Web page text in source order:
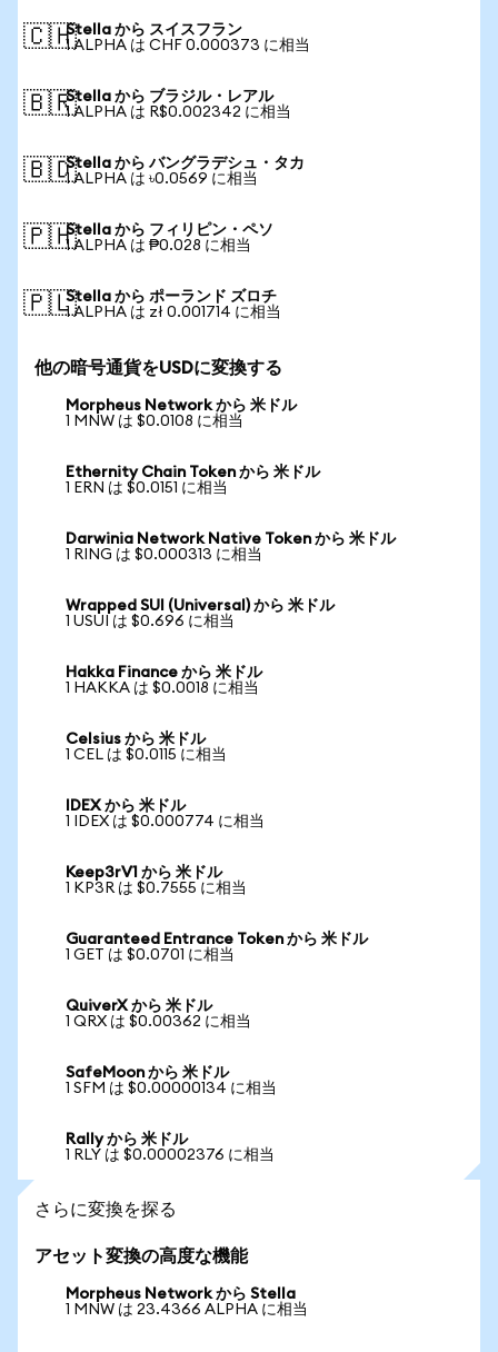
🇨🇭Stella から スイスフラン
1 ALPHA は CHF 0.000373 に相当
🇧🇷Stella から ブラジル・レアル
1 ALPHA は R$0.002342 に相当
🇧🇩Stella から バングラデシュ・タカ
1 ALPHA は ৳0.0569 に相当
🇵🇭Stella から フィリピン・ペソ
1 ALPHA は ₱0.028 に相当
🇵🇱Stella から ポーランド ズロチ
1 ALPHA は zł 0.001714 に相当
他の暗号通貨をUSDに変換する
Morpheus Network から 米ドル
1 MNW は $0.0108 に相当
Ethernity Chain Token から 米ドル
1 ERN は $0.0151 に相当
Darwinia Network Native Token から 米ドル
1 RING は $0.000313 に相当
Wrapped SUI (Universal) から 米ドル
1 USUI は $0.696 に相当
Hakka Finance から 米ドル
1 HAKKA は $0.0018 に相当
Celsius から 米ドル
1 CEL は $0.0115 に相当
IDEX から 米ドル
1 IDEX は $0.000774 に相当
Keep3rV1 から 米ドル
1 KP3R は $0.7555 に相当
Guaranteed Entrance Token から 米ドル
1 GET は $0.0701 に相当
QuiverX から 米ドル
1 QRX は $0.00362 に相当
SafeMoon から 米ドル
1 SFM は $0.00000134 に相当
Rally から 米ドル
1 RLY は $0.00002376 に相当
さらに変換を探る
アセット変換の高度な機能
Morpheus Network から Stella
1 MNW は 23.4366 ALPHA に相当